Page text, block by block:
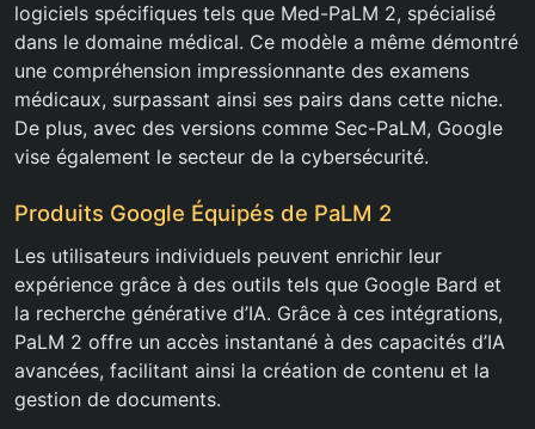
logiciels spécifiques tels que Med-PaLM 2, spécialisé
dans le domaine médical. Ce modèle a même démontré
une compréhension impressionnante des examens
médicaux, surpassant ainsi ses pairs dans cette niche.
De plus, avec des versions comme Sec-PaLM, Google
vise également le secteur de la cybersécurité.
Produits Google Équipés de PaLM 2
Les utilisateurs individuels peuvent enrichir leur
expérience grâce à des outils tels que Google Bard et
la recherche générative d’IA. Grâce à ces intégrations,
PaLM 2 offre un accès instantané à des capacités d’IA
avancées, facilitant ainsi la création de contenu et la
gestion de documents.